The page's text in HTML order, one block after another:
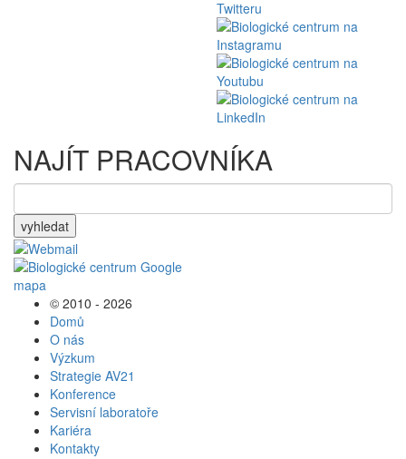
NAJÍT PRACOVNÍKA
vyhledat
© 2010 - 2026
Domů
O nás
Výzkum
Strategie AV21
Konference
Servisní laboratoře
Kariéra
Kontakty